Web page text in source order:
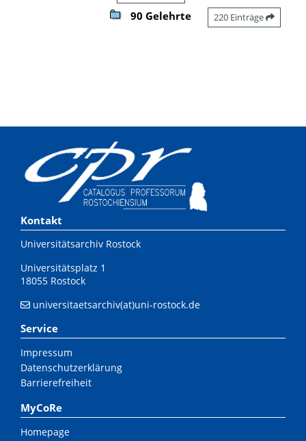
90 Gelehrte 220 Einträge
Kontakt
Universitätsarchiv Rostock
Universitätsplatz 1
18055 Rostock
universitaetsarchiv(at)uni-rostock.de
Service
Impressum
Datenschutzerklärung
Barrierefreiheit
MyCoRe
Homepage